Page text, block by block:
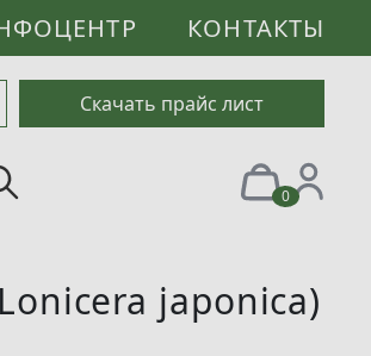
КОНТАКТЫ
Скачать прайс лист
0
japonica)